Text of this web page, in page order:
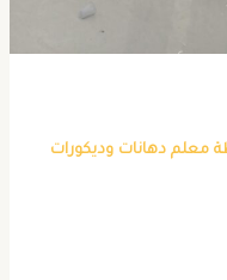
معلم دهانات وديكورات